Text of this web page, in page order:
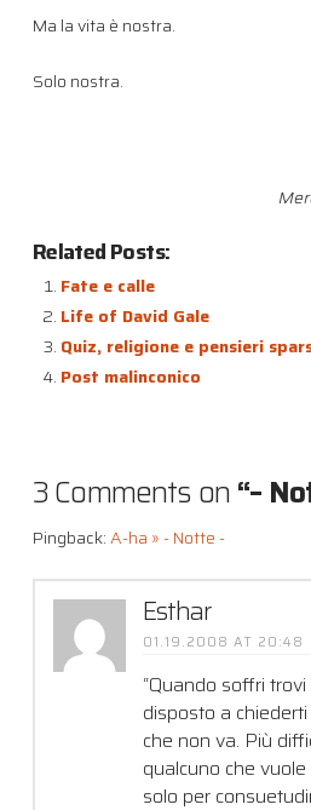
Ma la vita è nostra.
Solo nostra.
Related Posts:
Fate e calle
Life of David Gale
Quiz, religione e pensieri
Post malinconico
3 Comments on“–
Pingback:A-ha » - Notte -
Esthar
01.19.2008 AT 20:48
“Quando soffri
disposto a
che non va. Più
qualcuno che
solo per